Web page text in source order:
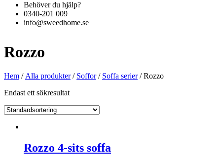
Behöver du hjälp?
0340-201 009
info@sweedhome.se
Rozzo
Hem /Alla produkter/ Soffor/ Soffa serier/ Rozzo
Endast ett sökresultat
Rozzo 4-sits soffa